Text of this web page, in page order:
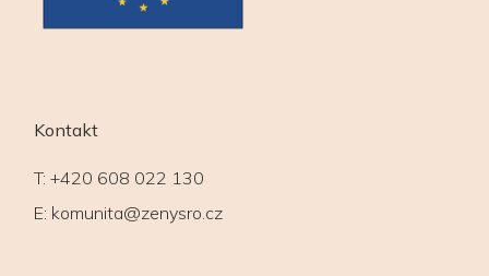
Kontakt
T: +420 608 022 130
E: komunita@zenysro.cz